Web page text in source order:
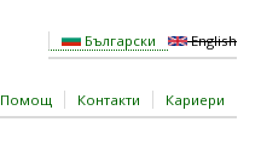
Български English
Помощ Контакти Кариери